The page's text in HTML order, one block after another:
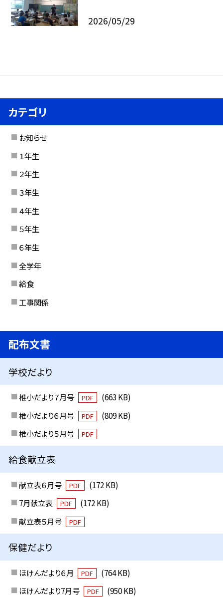
2026/05/29
カテゴリ
お知らせ
１年生
２年生
３年生
４年生
５年生
６年生
全学年
給食
工事関係
配布文書
学校だより
椎小だより７月号 PDF
(663 KB)
椎小だより６月号
PDF
(809 KB)
椎小だより５月号
PDF
給食献立表
献立表６月号 PDF
(172 KB)
7月献立表
PDF
(172 KB)
献立表５月号
PDF
保健だより
ほけんだより６月 PDF
(764 KB)
ほけんだより7月号
PDF
(950 KB)